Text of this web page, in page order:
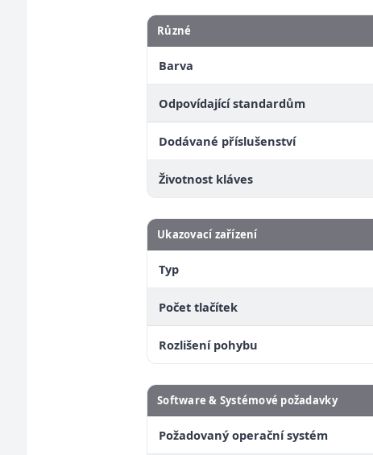
Různé
Barva
Odpovídající standardům
Dodávané příslušenství
Životnost kláves
Ukazovací zařízení
Typ
Počet tlačítek
Rozlišení pohybu
Software & Systémové požadavky
Požadovaný operační systém